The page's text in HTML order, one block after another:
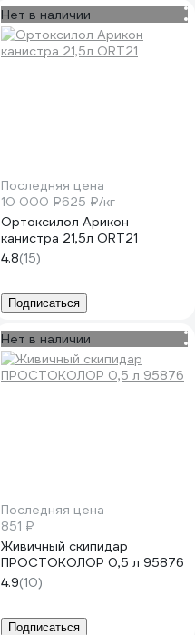
Нет в наличии
Последняя цена
10 000 ₽625 ₽/кг
Ортоксилол Арикон
канистра 21,5л ORT21
4.8(15)
Подписаться
Нет в наличии
Последняя цена
851 ₽
Живичный скипидар
ПРОСТОКОЛОР 0,5 л 95876
4.9(10)
Подписаться